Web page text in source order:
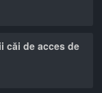
căi de acces de